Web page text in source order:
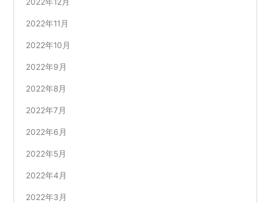
2022年12月
2022年11月
2022年10月
2022年9月
2022年8月
2022年7月
2022年6月
2022年5月
2022年4月
2022年3月